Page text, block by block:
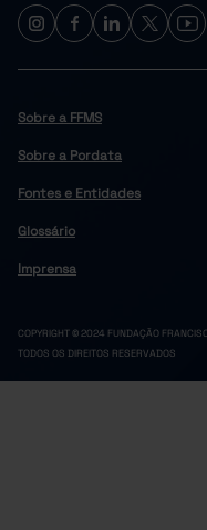
Sobre a FFMS
Sobre a Pordata
Fontes e Entidades
Glossário
Imprensa
COPYRIGHT © 2024 FUNDAÇÃO
TODOS OS DIREITOS RESERVADOS